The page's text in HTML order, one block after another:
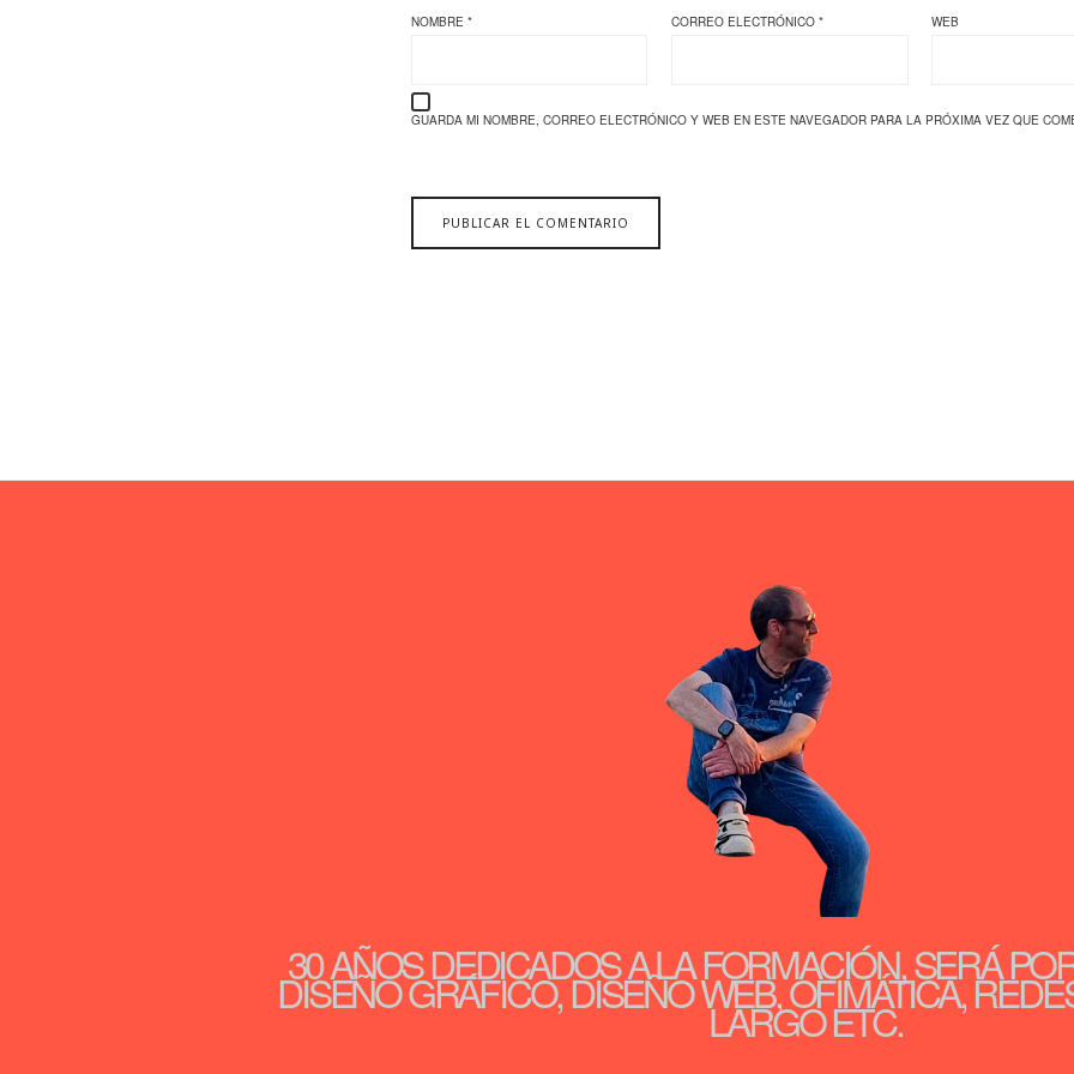
NOMBRE * CORREO ELECTRÓNICO* WEB
GUARDA MI NOMBRE, CORREO ELECTRÓNICO Y WEB EN ESTE NAVEGADOR PARA LA PRÓXIMA VEZ QUE
30 AÑOS DEDICADOS A LA FORMACIÓN, SERÁ
DISEÑO GRÁFICO, DISEÑO WEB, OFIMÁTICA,
LARGO ETC.